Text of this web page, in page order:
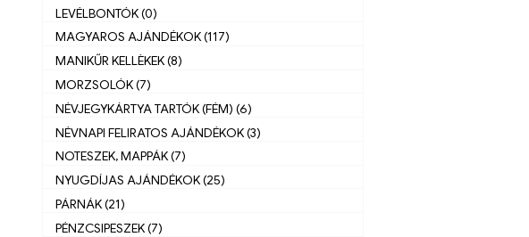
LEVÉLBONTÓK (0)
MAGYAROS AJÁNDÉKOK (117)
MANIKŰR KELLÈKEK (8)
MORZSOLÓK (7)
NÉVJEGYKÁRTYA TARTÓK (FÉM) (6)
NÉVNAPI FELIRATOS AJÁNDÉKOK (3)
NOTESZEK, MAPPÁK (7)
NYUGDÍJAS AJÁNDÉKOK (25)
PÁRNÁK (21)
PÉNZCSIPESZEK (7)